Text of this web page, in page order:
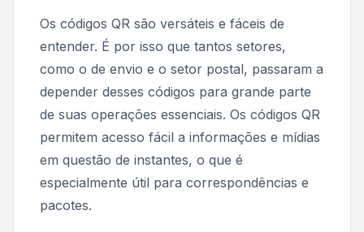
Os códigos QR são versáteis e fáceis de
entender. É por isso que tantos setores,
como o de envio e o setor postal, passaram a
depender desses códigos para grande parte
de suas operações essenciais. Os códigos QR
permitem acesso fácil a informações e mídias
em questão de instantes, o que é
especialmente útil para correspondências e
pacotes.